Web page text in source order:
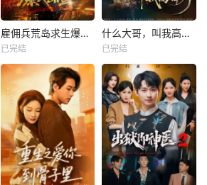
雇佣兵荒岛求生爆火出圈第二季
已完结
什么大哥，叫我高律师
已完结